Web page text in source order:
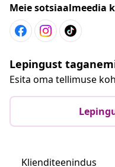
Meie sotsiaalmeedia
Lepingust
Esita oma tellimuse
Klienditeenindus